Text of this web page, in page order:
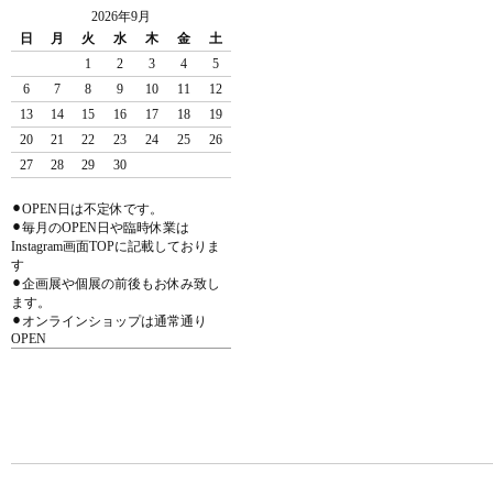
2026年9月
日
月 火 水 木 金
土
1
2 3 4
5
6
7 8 9 10 11
12
13
14 15 16 17 18
19
20
21 22 23 24 25
26
27
28 29 30
⚫︎OPEN日は不定休です。
⚫︎毎月のOPEN日や臨時休業は
Instagram画面TOPに記載しておりま
す
⚫︎企画展や個展の前後もお休み致し
ます。
⚫︎オンラインショップは通常通り
OPEN